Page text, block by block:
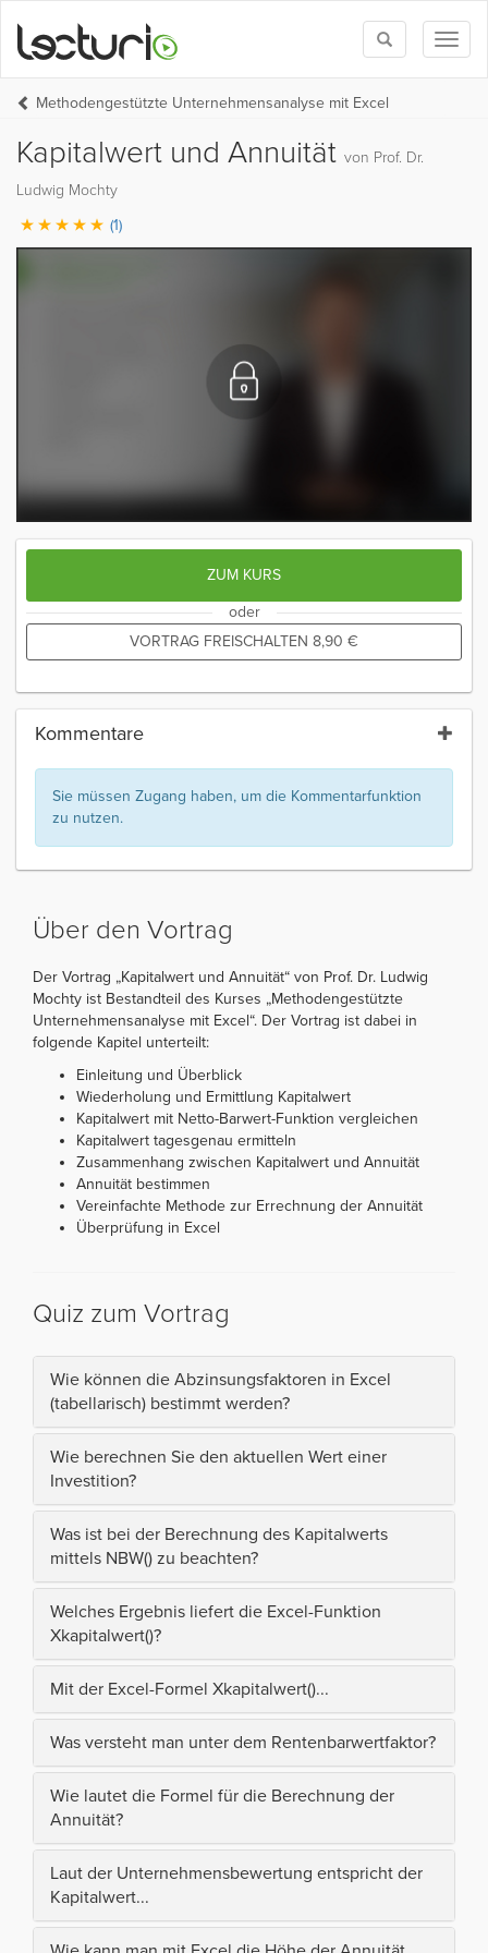
Toggle
search
Methodengestützte Unternehmensanalyse mit Excel
Kapitalwert und Annuität von Prof. Dr.
Ludwig Mochty
(1)
ZUM KURS
oder
VORTRAG FREISCHALTEN 8,90 €
Kommentare
Sie müssen Zugang haben, um die Kommentarfunktion
zu nutzen.
Über den Vortrag
Der Vortrag „Kapitalwert und Annuität“ von Prof. Dr. Ludwig
Mochty ist Bestandteil des Kurses „Methodengestützte
Unternehmensanalyse mit Excel“. Der Vortrag ist dabei in
folgende Kapitel unterteilt:
Einleitung und Überblick
Wiederholung und Ermittlung Kapitalwert
Kapitalwert mit Netto-Barwert-Funktion vergleichen
Kapitalwert tagesgenau ermitteln
Zusammenhang zwischen Kapitalwert und Annuität
Annuität bestimmen
Vereinfachte Methode zur Errechnung der Annuität
Überprüfung in Excel
Quiz zum Vortrag
Wie können die Abzinsungsfaktoren in Excel
(tabellarisch) bestimmt werden?
Wie berechnen Sie den aktuellen Wert einer
Investition?
Was ist bei der Berechnung des Kapitalwerts
mittels NBW() zu beachten?
Welches Ergebnis liefert die Excel-Funktion
Xkapitalwert()?
Mit der Excel-Formel Xkapitalwert()...
Was versteht man unter dem Rentenbarwertfaktor?
Wie lautet die Formel für die Berechnung der
Annuität?
Laut der Unternehmensbewertung entspricht der
Kapitalwert...